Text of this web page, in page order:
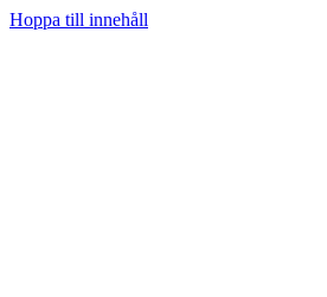
Hoppa till innehåll